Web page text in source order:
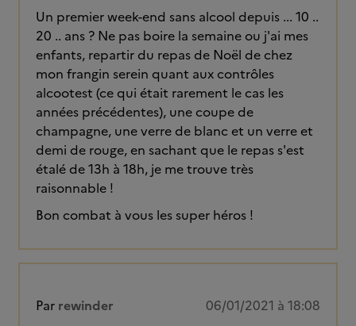
Un premier week-end sans alcool depuis ... 10 ..
20 .. ans ? Ne pas boire la semaine ou j'ai mes
enfants, repartir du repas de Noël de chez
mon frangin serein quant aux contrôles
alcootest (ce qui était rarement le cas les
années précédentes), une coupe de
champagne, une verre de blanc et un verre et
demi de rouge, en sachant que le repas s'est
étalé de 13h à 18h, je me trouve très
raisonnable !
Bon combat à vous les super héros !
Par rewinder 06/01/2021 à 18:08